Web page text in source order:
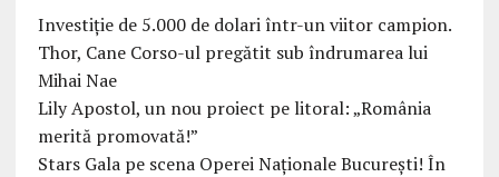
Investiție de 5.000 de dolari într-un viitor campion.
Thor, Cane Corso-ul pregătit sub îndrumarea lui
Mihai Nae
Lily Apostol, un nou proiect pe litoral: „România
merită promovată!”
Stars Gala pe scena Operei Naționale București! În